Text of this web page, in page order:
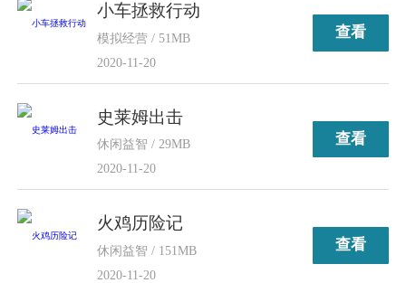
小车拯救行动
模拟经营 / 51MB
2020-11-20
查看
史莱姆出击
休闲益智 / 29MB
2020-11-20
查看
火鸡历险记
休闲益智 / 151MB
2020-11-20
查看